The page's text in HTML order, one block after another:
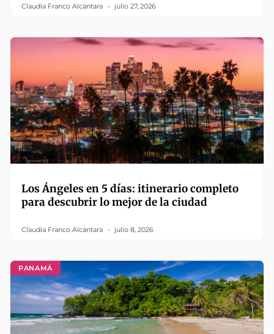
Claudia Franco Alcántara julio 27, 2026
Los Ángeles en 5 días: itinerario completo
para descubrir lo mejor de la ciudad
Claudia Franco Alcántara julio 8, 2026
PANAMÁ